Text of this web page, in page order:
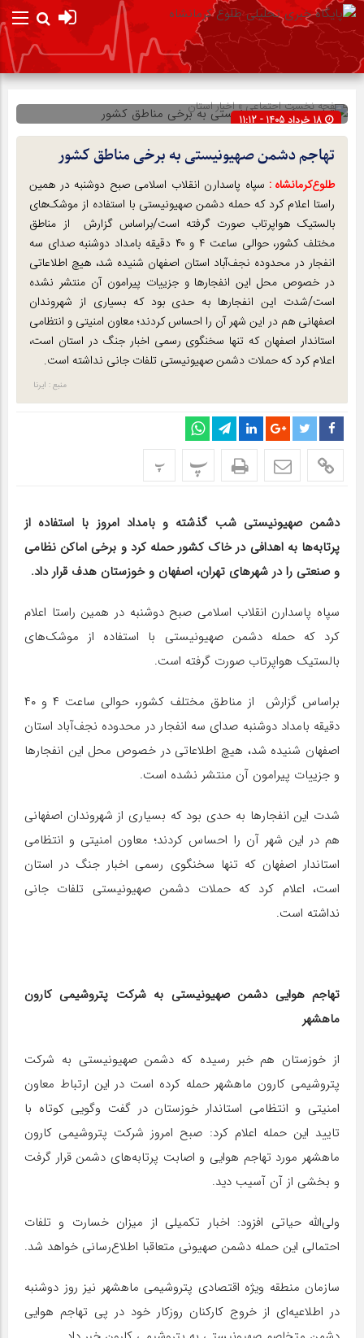
صفحه نخستاجتماعی»اخبار استان
18 خرداد 1405 - 11:12
شناسه : 302890
تهاجم دشمن صهیونیستی به برخی مناطق کشور
طلوع‌‌کرمانشاه : سپاه پاسدارن انقلاب اسلامی صبح دوشنبه در همین
راستا اعلام کرد که حمله دشمن صهیونیستی با استفاده از موشک‌های
بالستیک هواپرتاب صورت گرفته است/براساس گزارش از مناطق
مختلف کشور، حوالی ساعت ۴ و ۴۰ دقیقه بامداد دوشنبه صدای سه
انفجار در محدوده نجف‌آباد استان اصفهان شنیده شد، هیچ اطلاعاتی
در خصوص محل این انفجارها و جزییات پیرامون آن منتشر نشده
است/شدت این انفجارها به حدی بود که بسیاری از شهروندان
اصفهانی هم در این شهر آن را احساس کردند؛ معاون امنیتی و انتظامی
استاندار اصفهان که تنها سخنگوی رسمی اخبار جنگ در استان است،
اعلام کرد که حملات دشمن صهیونیستی تلفات جانی نداشته است.
منبع : ایرنا
پ پ
دشمن صهیونیستی شب گذشته و بامداد امروز با استفاده از
پرتابه‌ها به اهدافی در خاک کشور حمله کرد و برخی اماکن نظامی
و صنعتی را در شهرهای تهران، اصفهان و خوزستان هدف قرار داد.
سپاه پاسدارن انقلاب اسلامی صبح دوشنبه در همین راستا اعلام
کرد که حمله دشمن صهیونیستی با استفاده از موشک‌های
بالستیک هواپرتاب صورت گرفته است.
براساس گزارش از مناطق مختلف کشور، حوالی ساعت ۴ و ۴۰
دقیقه بامداد دوشنبه صدای سه انفجار در محدوده نجف‌آباد استان
اصفهان شنیده شد، هیچ اطلاعاتی در خصوص محل این انفجارها
و جزییات پیرامون آن منتشر نشده است.
شدت این انفجارها به حدی بود که بسیاری از شهروندان اصفهانی
هم در این شهر آن را احساس کردند؛ معاون امنیتی و انتظامی
استاندار اصفهان که تنها سخنگوی رسمی اخبار جنگ در استان
است، اعلام کرد که حملات دشمن صهیونیستی تلفات جانی
نداشته است.
تهاجم هوایی دشمن صهیونیستی به شرکت پتروشیمی کارون
ماهشهر
از خوزستان هم خبر رسیده که دشمن صهیونیستی به شرکت
پتروشیمی کارون ماهشهر حمله کرده است در این ارتباط معاون
امنیتی و انتظامی استاندار خوزستان در گفت وگویی کوتاه با
تایید این حمله اعلام کرد: صبح امروز شرکت پتروشیمی کارون
ماهشهر مورد تهاجم هوایی و اصابت پرتابه‌های دشمن قرار گرفت
و بخشی از آن آسیب دید.
ولی‌الله حیاتی افزود: اخبار تکمیلی از میزان خسارت و تلفات
احتمالی این حمله دشمن صهیونی متعاقبا اطلاع‌رسانی خواهد شد.
سازمان منطقه ویژه اقتصادی پتروشیمی ماهشهر نیز روز دوشنبه
در اطلاعیه‌ای از خروج کارکنان روزکار خود در پی تهاجم هوایی